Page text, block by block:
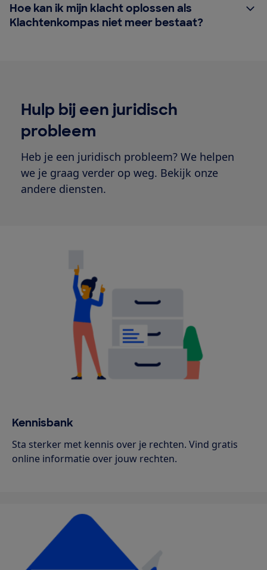
Hoe kan ik mijn klacht oplossen als
Klachtenkompas niet meer bestaat?
Hulp bij een juridisch
probleem
Heb je een juridisch probleem? We helpen
we je graag verder op weg. Bekijk onze
andere diensten.
Kennisbank
Sta sterker met kennis over je rechten. Vind gratis
online informatie over jouw rechten.